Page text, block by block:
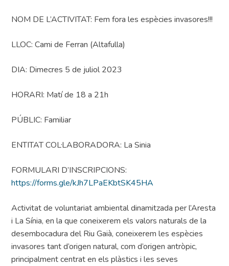
NOM DE L’ACTIVITAT: Fem fora les espècies invasores!!!
LLOC: Cami de Ferran (Altafulla)
DIA: Dimecres 5 de juliol 2023
HORARI: Matí de 18 a 21h
PÚBLIC: Familiar
ENTITAT COL·LABORADORA: La Sinia
FORMULARI D’INSCRIPCIONS:
https://forms.gle/kJh7LPaEKbtSK45HA
Activitat de voluntariat ambiental dinamitzada per l’Aresta
i La Sínia, en la que coneixerem els valors naturals de la
desembocadura del Riu Gaià, coneixerem les espècies
invasores tant d’origen natural, com d’origen antròpic,
principalment centrat en els plàstics i les seves